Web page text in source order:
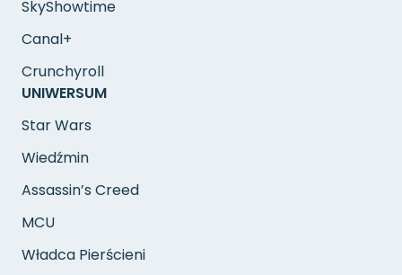
SkyShowtime
Canal+
Crunchyroll
UNIWERSUM
Star Wars
Wiedźmin
Assassin’s Creed
MCU
Władca Pierścieni